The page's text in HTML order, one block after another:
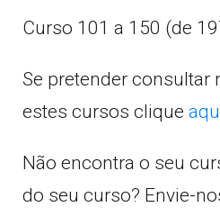
Curso 101 a 150 (de
Se pretender consultar
estes cursos clique
Não encontra o seu
do seu curso? Envie-